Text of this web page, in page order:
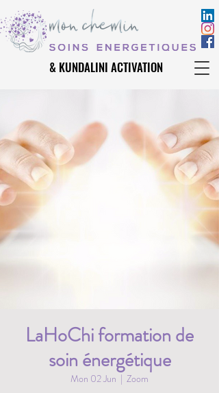
& KUNDALINI ACTIVATION
& KUNDALINI ACTIVATION
LaHoChi formation de
soin énergétique
Mon 02 Jun
  |
Zoom